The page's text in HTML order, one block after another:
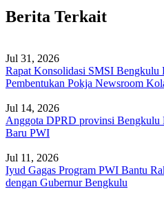
Berita Terkait
Jul 31, 2026
Rapat Konsolidasi SMSI Bengkulu
Pembentukan Pokja Newsroom
Jul 14, 2026
Anggota DPRD provinsi Bengkulu
Baru PWI
Jul 11, 2026
Iyud Gagas Program PWI Bantu
dengan Gubernur Bengkulu